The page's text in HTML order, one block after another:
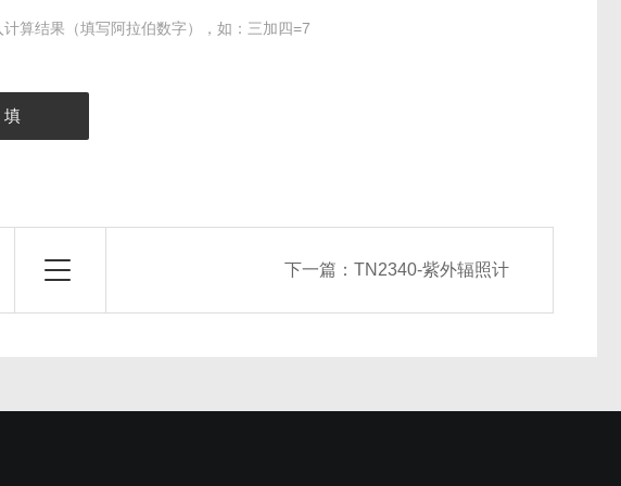
计算结果（填写阿拉伯数字），如：三加四=7
下一篇： TN2340-紫外辐照计